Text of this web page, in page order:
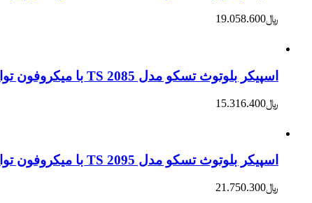
﷼19.058.600
اسپیکر بلوتوث تسکو مدل TS 2085 با میکروفون توان واقعی 110W
﷼15.316.400
اسپیکر بلوتوث تسکو مدل TS 2095 با میکروفون توان واقعی 180W دارای 6 ساب ووفر
﷼21.750.300